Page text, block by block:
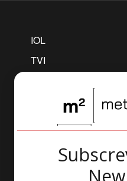
IOL
TVI
MAISFUTEBOL